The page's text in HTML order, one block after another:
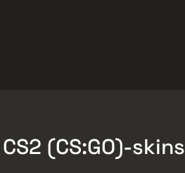
CS2 (CS:GO)-skins